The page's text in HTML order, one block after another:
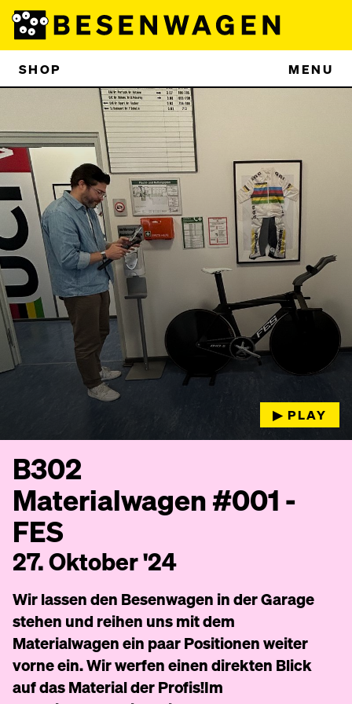
SHOP MENU
▶︎ PLAY
B302
Materialwagen #001 -
FES
27. Oktober '24
Wir lassen den Besenwagen in der Garage
stehen und reihen uns mit dem
Materialwagen ein paar Positionen weiter
vorne ein. Wir werfen einen direkten Blick
auf das Material der Profis!Im